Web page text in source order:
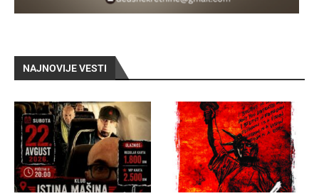
NAJNOVIJE VESTI